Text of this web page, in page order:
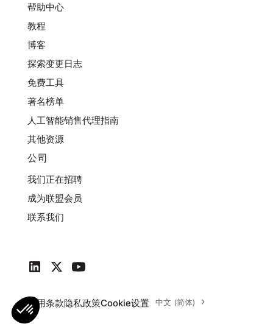
帮助中心
教程
博客
探索变更日志
免费工具
著名榜单
人工智能销售代理指南
其他资源
公司
我们正在招聘
成为联盟会员
联系我们
使用条款隐私政策Cookie设置 中文 (简体)